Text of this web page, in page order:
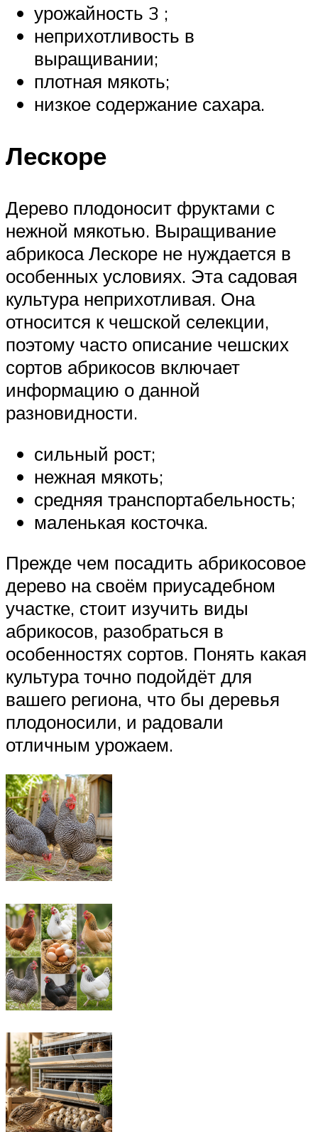
урожайность 3 ;
неприхотливость в
выращивании;
плотная мякоть;
низкое содержание сахара.
Лескоре
Дерево плодоносит фруктами с
нежной мякотью. Выращивание
абрикоса Лескоре не нуждается в
особенных условиях. Эта садовая
культура неприхотливая. Она
относится к чешской селекции,
поэтому часто описание чешских
сортов абрикосов включает
информацию о данной
разновидности.
сильный рост;
нежная мякоть;
средняя транспортабельность;
маленькая косточка.
Прежде чем посадить абрикосовое
дерево на своём приусадебном
участке, стоит изучить виды
абрикосов, разобраться в
особенностях сортов. Понять какая
культура точно подойдёт для
вашего региона, что бы деревья
плодоносили, и радовали
отличным урожаем.